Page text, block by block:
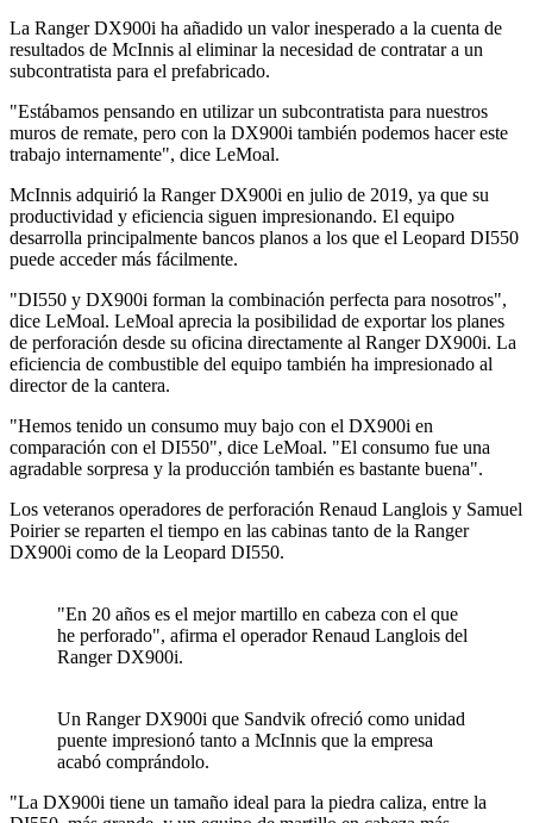
La Ranger DX900i ha añadido un valor inesperado a la cuenta de
resultados de McInnis al eliminar la necesidad de contratar a un
subcontratista para el prefabricado.
"Estábamos pensando en utilizar un subcontratista para nuestros
muros de remate, pero con la DX900i también podemos hacer este
trabajo internamente", dice LeMoal.
McInnis adquirió la Ranger DX900i en julio de 2019, ya que su
productividad y eficiencia siguen impresionando. El equipo
desarrolla principalmente bancos planos a los que el Leopard DI550
puede acceder más fácilmente.
"DI550 y DX900i forman la combinación perfecta para nosotros",
dice LeMoal. LeMoal aprecia la posibilidad de exportar los planes
de perforación desde su oficina directamente al Ranger DX900i. La
eficiencia de combustible del equipo también ha impresionado al
director de la cantera.
"Hemos tenido un consumo muy bajo con el DX900i en
comparación con el DI550", dice LeMoal. "El consumo fue una
agradable sorpresa y la producción también es bastante buena".
Los veteranos operadores de perforación Renaud Langlois y Samuel
Poirier se reparten el tiempo en las cabinas tanto de la Ranger
DX900i como de la Leopard DI550.
"En 20 años es el mejor martillo en cabeza con el que
he perforado", afirma el operador Renaud Langlois del
Ranger DX900i.
Un Ranger DX900i que Sandvik ofreció como unidad
puente impresionó tanto a McInnis que la empresa
acabó comprándolo.
"La DX900i tiene un tamaño ideal para la piedra caliza, entre la